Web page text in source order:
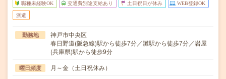
職種未経験OK 交通費別途支給あり 土日祝日が休み WEB登録OK
派遣
勤務地
神戸市中央区
春日野道(阪急線)駅から徒歩7分／灘駅から徒歩7分／岩屋
(兵庫県)駅から徒歩9分
曜日頻度 月～金（土日祝休み）